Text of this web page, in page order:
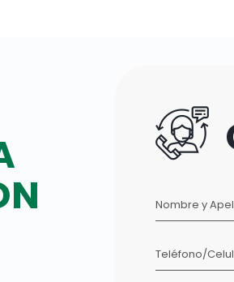
Nombre y
Teléfono/